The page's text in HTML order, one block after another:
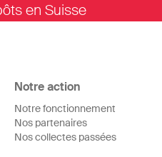
en Suisse
Notre action
Notre fonctionnement
Nos partenaires
Nos collectes passées